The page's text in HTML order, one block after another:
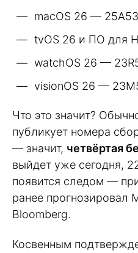
macOS 26 —
tvOS 26 и ПО для
watchOS 26 —
visionOS 26 —
Что это значит?
публикует номера
— значит, четвёртая
выйдет уже сегодня,
появится следом —
ранее прогнозировал
Bloomberg.
Косвенным